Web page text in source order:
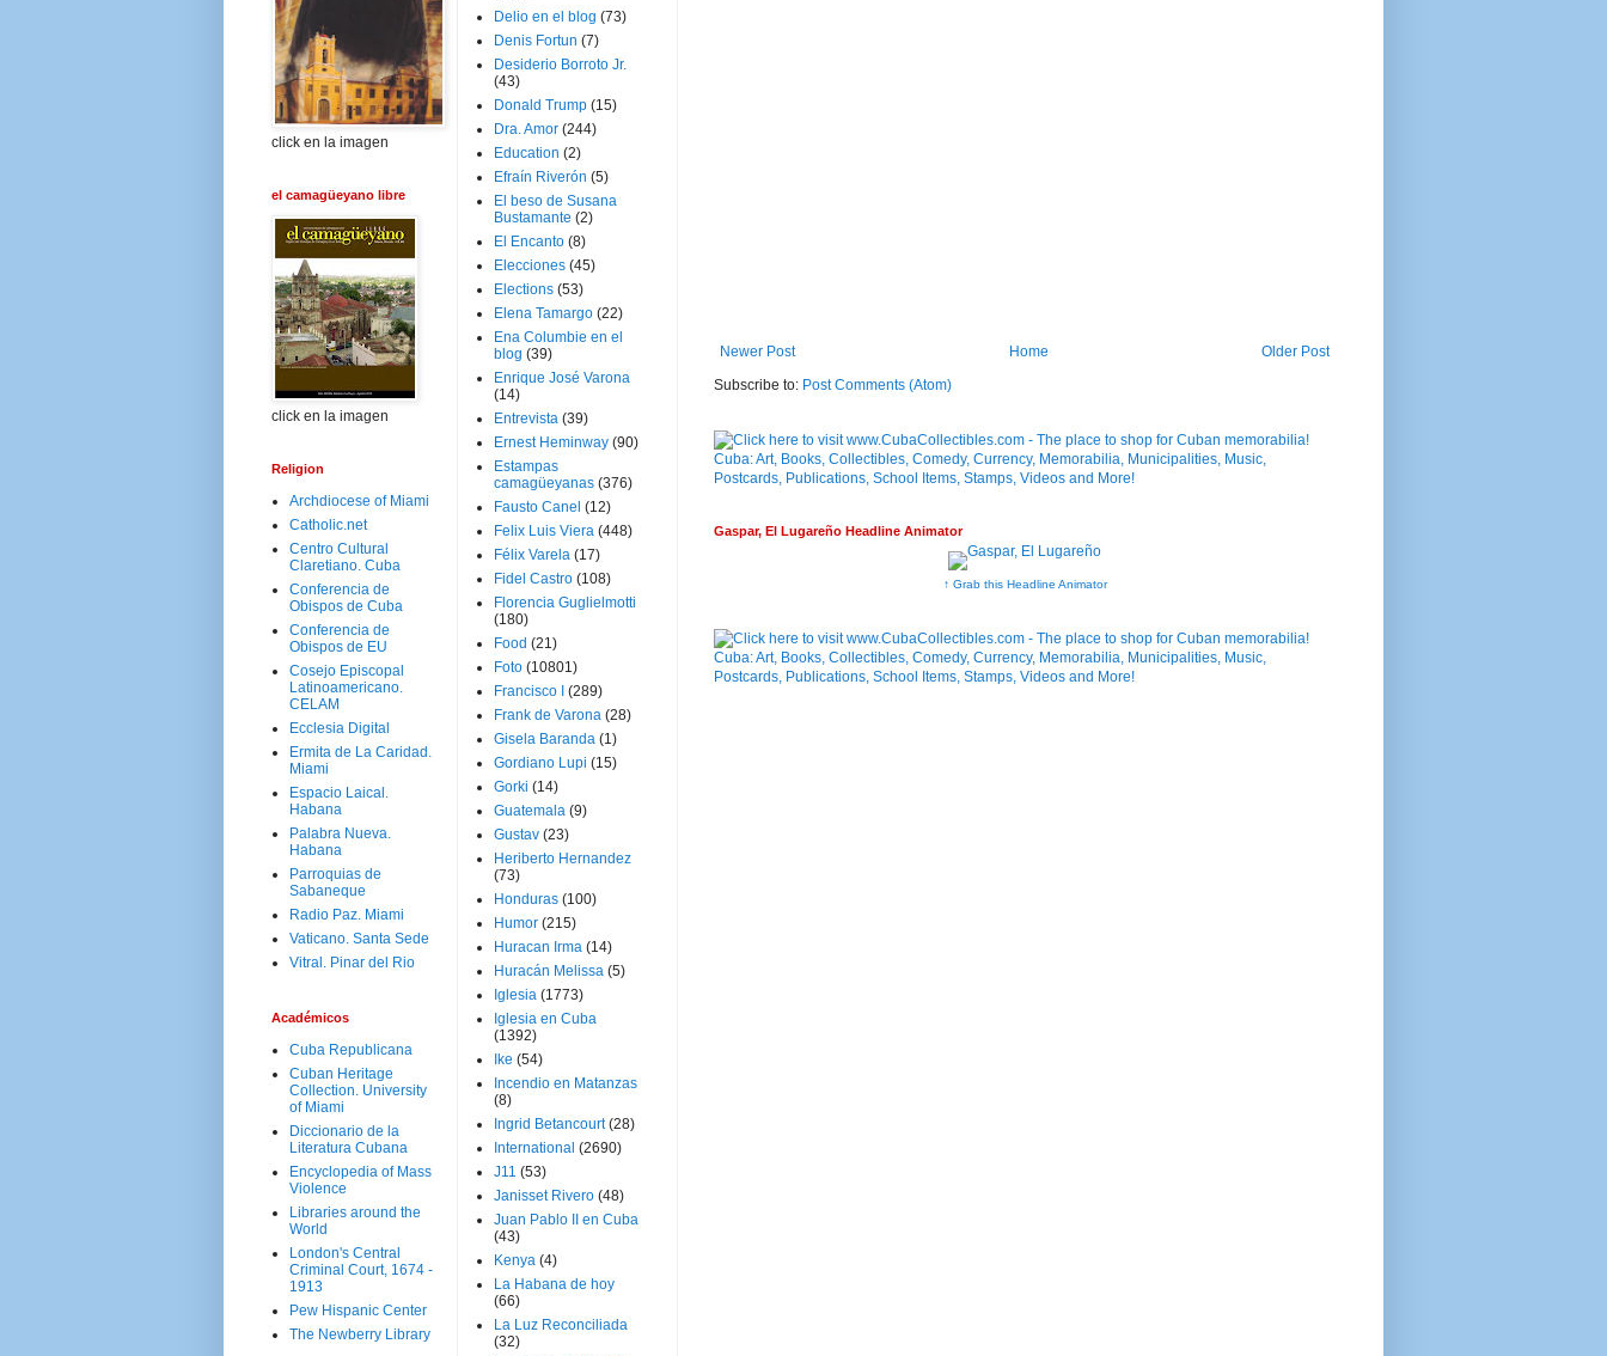
Newer Post Older Post
Home
Subscribe to: Post Comments (Atom)
Gaspar, El Lugareño Headline Animator
↑ Grab this Headline Animator
click en la imagen
el camagüeyano libre
click en la imagen
Religion
Archdiocese of Miami
Catholic.net
Centro Cultural
Claretiano. Cuba
Conferencia de
Obispos de Cuba
Conferencia de
Obispos de EU
Cosejo Episcopal
Latinoamericano.
CELAM
Ecclesia Digital
Ermita de La Caridad.
Miami
Espacio Laical.
Habana
Palabra Nueva.
Habana
Parroquias de
Sabaneque
Radio Paz. Miami
Vaticano. Santa Sede
Vitral. Pinar del Rio
Académicos
Cuba Republicana
Cuban Heritage
Collection. University
of Miami
Diccionario de la
Literatura Cubana
Encyclopedia of Mass
Violence
Libraries around the
World
London's Central
Criminal Court, 1674 -
1913
Pew Hispanic Center
The Newberry Library
Delio en el blog (73)
Denis Fortun (7)
Desiderio Borroto Jr.
(43)
Donald Trump (15)
Dra. Amor (244)
Education (2)
Efraín Riverón (5)
El beso de Susana
Bustamante (2)
El Encanto (8)
Elecciones (45)
Elections (53)
Elena Tamargo (22)
Ena Columbie en el
blog (39)
Enrique José Varona
(14)
Entrevista (39)
Ernest Heminway (90)
Estampas
camagüeyanas (376)
Fausto Canel (12)
Felix Luis Viera (448)
Félix Varela (17)
Fidel Castro (108)
Florencia Guglielmotti
(180)
Food (21)
Foto (10801)
Francisco I
(289)
Frank de Varona (28)
Gisela Baranda (1)
Gordiano Lupi (15)
Gorki (14)
Guatemala (9)
Gustav (23)
Heriberto Hernandez
(73)
Honduras (100)
Humor (215)
Huracan Irma (14)
Huracán Melissa (5)
Iglesia (1773)
Iglesia en Cuba
(1392)
Ike (54)
Incendio en Matanzas
(8)
Ingrid Betancourt (28)
International (2690)
J11 (53)
Janisset Rivero (48)
Juan Pablo II en Cuba
(43)
Kenya (4)
La Habana de hoy
(66)
La Luz Reconciliada
(32)